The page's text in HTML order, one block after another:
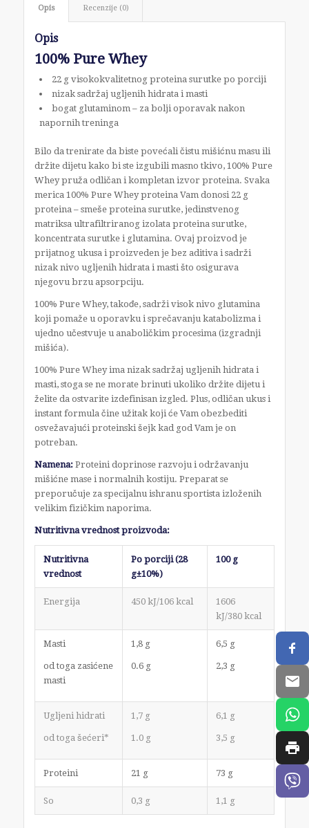
Opis Recenzije (0)
Opis
100% Pure Whey
22 g visokokvalitetnog proteina surutke po porciji
nizak sadržaj ugljenih hidrata i masti
bogat glutaminom – za bolji oporavak nakon
napornih treninga
Bilo da trenirate da biste povećali čistu mišićnu masu ili
držite dijetu kako bi ste izgubili masno tkivo, 100% Pure
Whey pruža odličan i kompletan izvor proteina. Svaka
merica 100% Pure Whey proteina Vam donosi 22 g
proteina – smeše proteina surutke, jedinstvenog
matriksa ultrafiltriranog izolata proteina surutke,
koncentrata surutke i glutamina. Ovaj proizvod je
prijatnog ukusa i proizveden je bez aditiva i sadrži
nizak nivo ugljenih hidrata i masti što osigurava
njegovu brzu apsorpciju.
100% Pure Whey, takođe, sadrži visok nivo glutamina
koji pomaže u oporavku i sprečavanju katabolizma i
ujedno učestvuje u anaboličkim procesima (izgradnji
mišića).
100% Pure Whey ima nizak sadržaj ugljenih hidrata i
masti, stoga se ne morate brinuti ukoliko držite dijetu i
želite da ostvarite izdefinisan izgled. Plus, odličan ukus i
instant formula čine užitak koji će Vam obezbediti
osvežavajući proteinski šejk kad god Vam je on
potreban.
Namena: Proteini doprinose razvoju i održavanju
mišićne mase i normalnih kostiju. Preparat se
preporučuje za specijalnu ishranu sportista izloženih
velikim fizičkim naporima.
Nutritivna vrednost proizvoda:
Nutritivna
vrednost
Po porciji (28
g±10%)
100 g
Energija 450 kJ/106 kcal
1606
kJ/380 kcal
Masti
od toga zasićene
masti
1,8 g
0.6 g
6,5 g
2,3 g
Ugljeni hidrati
od toga šećeri*
1,7 g
1.0 g
6,1 g
3,5 g
Proteini 21 g 73 g
So 0,3 g 1,1 g